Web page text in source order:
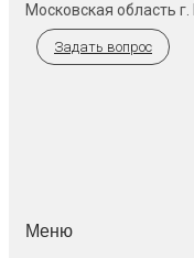
Московская область
Задать вопрос
Меню